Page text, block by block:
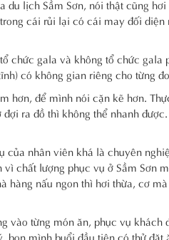
lịch Sầm Sơn, nói thật cũng
cái rủi lại có cái may đối diện
chức gala và không tổ chức gala
có không gian riêng cho từng
hơn, để mình nói cặn kẽ hơn.
ra đồ thì không thể nhanh
nhân viên khá là chuyên
chất lượng phục vụ ở Sầm Sơn
hàng nấu ngon thì hơi thừa, cơ
từng món ăn, phục vụ khách
mình buổi đầu tiên có thử đặt